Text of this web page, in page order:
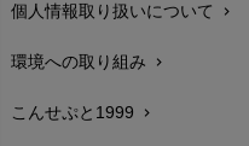
サイズ・寸法chevron_right
生地・素材chevron_right
お手入れについて
個人情報取り扱いについて chevron_right
環境への取り組み chevron_right
こんせぷと1999 chevron_right